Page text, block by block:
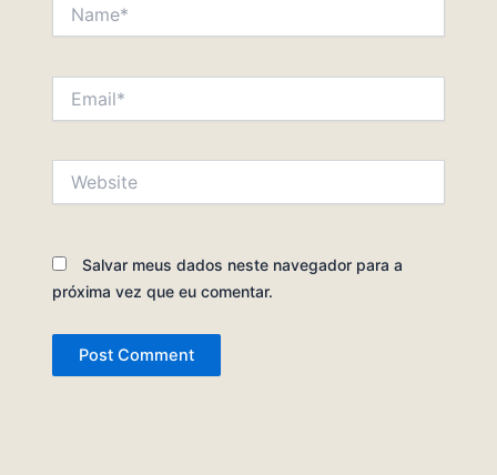
Salvar meus dados neste navegador para a
próxima vez que eu comentar.